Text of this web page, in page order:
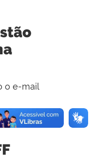
o e-mail